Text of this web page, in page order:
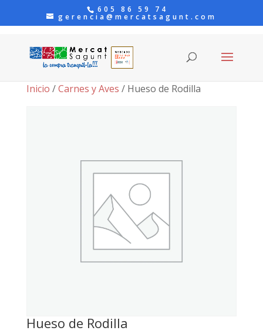
605 86 59 74
gerencia@mercatsagunt.com
Inicio /Carnes y Aves / Hueso de Rodilla
Hueso de Rodilla